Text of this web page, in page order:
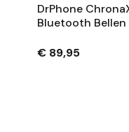
DrPhone
Bluetooth
€ 89,95